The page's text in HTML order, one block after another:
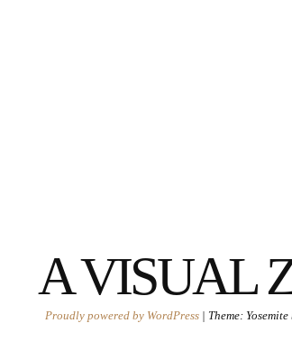
A VISUAL
Proudly powered by WordPress | Theme: Yosemite